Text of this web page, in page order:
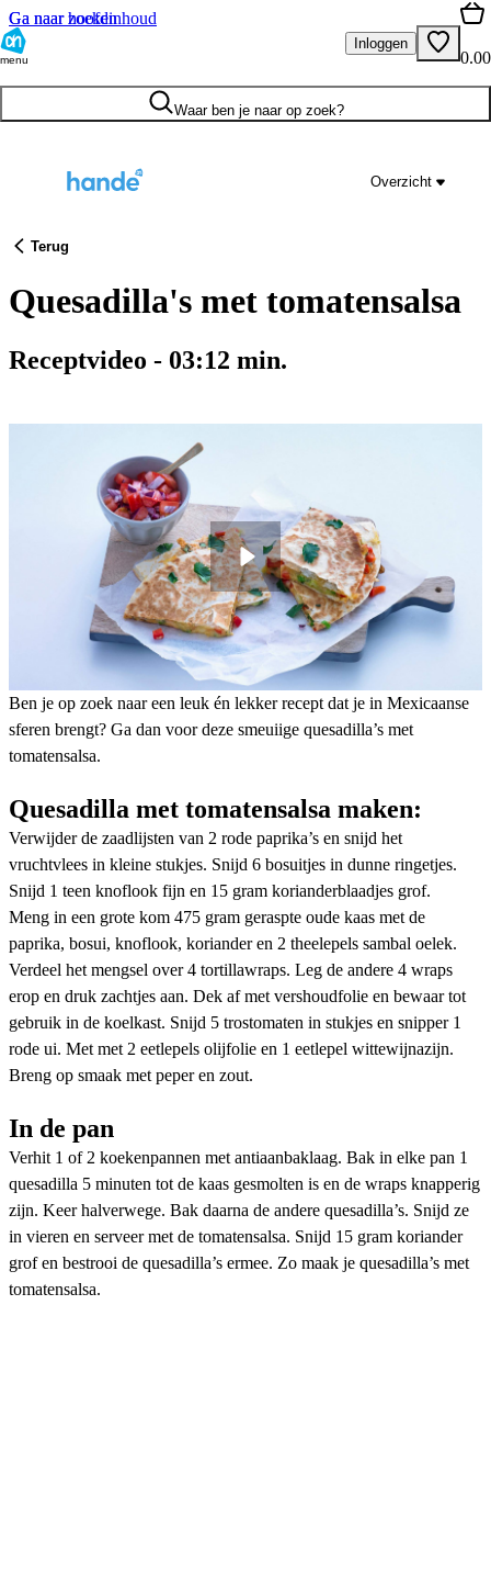
Ga naar hoofdinhoud
Ga naar zoeken
menu
Inloggen
0.00
Waar ben je naar op zoek?
Overzicht
Terug
Quesadilla's met tomatensalsa
Receptvideo - 03:12 min.
Ben je op zoek naar een leuk én lekker recept dat je in Mexicaanse
sferen brengt? Ga dan voor deze smeuiige quesadilla’s met
tomatensalsa.
Quesadilla met tomatensalsa maken:
Verwijder de zaadlijsten van 2 rode paprika’s en snijd het
vruchtvlees in kleine stukjes. Snijd 6 bosuitjes in dunne ringetjes.
Snijd 1 teen knoflook fijn en 15 gram korianderblaadjes grof.
Meng in een grote kom 475 gram geraspte oude kaas met de
paprika, bosui, knoflook, koriander en 2 theelepels sambal oelek.
Verdeel het mengsel over 4 tortillawraps. Leg de andere 4 wraps
erop en druk zachtjes aan. Dek af met vershoudfolie en bewaar tot
gebruik in de koelkast. Snijd 5 trostomaten in stukjes en snipper 1
rode ui. Met met 2 eetlepels olijfolie en 1 eetlepel wittewijnazijn.
Breng op smaak met peper en zout.
In de pan
Verhit 1 of 2 koekenpannen met antiaanbaklaag. Bak in elke pan 1
quesadilla 5 minuten tot de kaas gesmolten is en de wraps knapperig
zijn. Keer halverwege. Bak daarna de andere quesadilla’s. Snijd ze
in vieren en serveer met de tomatensalsa. Snijd 15 gram koriander
grof en bestrooi de quesadilla’s ermee. Zo maak je quesadilla’s met
tomatensalsa.